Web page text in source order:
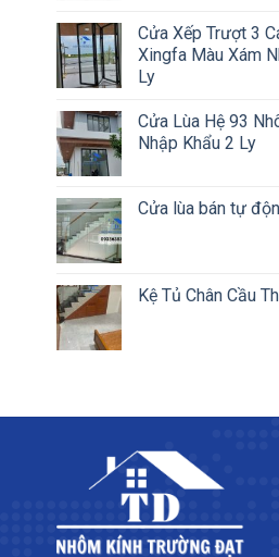
Cửa Xếp Trượt 3
Xingfa Màu Xám
Ly
Cửa Lùa Hệ 93
Nhập Khẩu 2 Ly
Cửa lùa bán tự
Kệ Tủ Chân Cầu